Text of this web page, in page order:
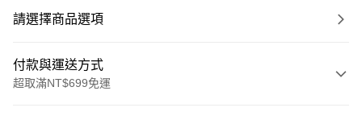
請選擇商品選項
付款與運送方式
超取滿NT$699免運